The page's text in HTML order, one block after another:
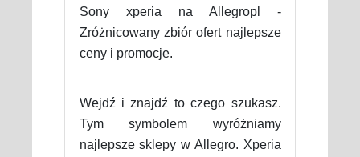
Sony xperia na Allegropl -
Zróżnicowany zbiór ofert najlepsze
ceny i promocje.
Wejdź i znajdź to czego szukasz.
Tym symbolem wyróżniamy
najlepsze sklepy w Allegro. Xperia